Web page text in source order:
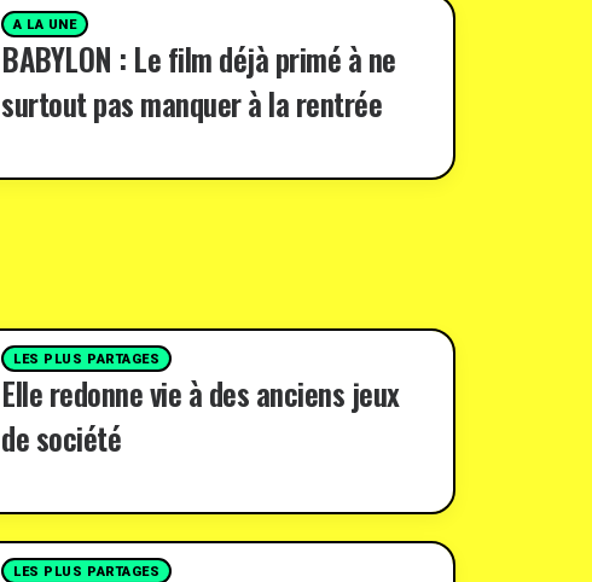
A LA UNE
BABYLON : Le film déjà primé à ne
surtout pas manquer à la rentrée
LES PLUS PARTAGES
Elle redonne vie à des anciens jeux
de société
LES PLUS PARTAGES